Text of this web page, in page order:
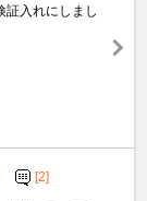
証入れにしまし
[2]